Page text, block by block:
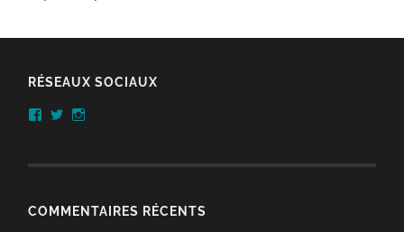
RÉSEAUX SOCIAUX
Facebook
Twitter
COMMENTAIRES RÉCENTS